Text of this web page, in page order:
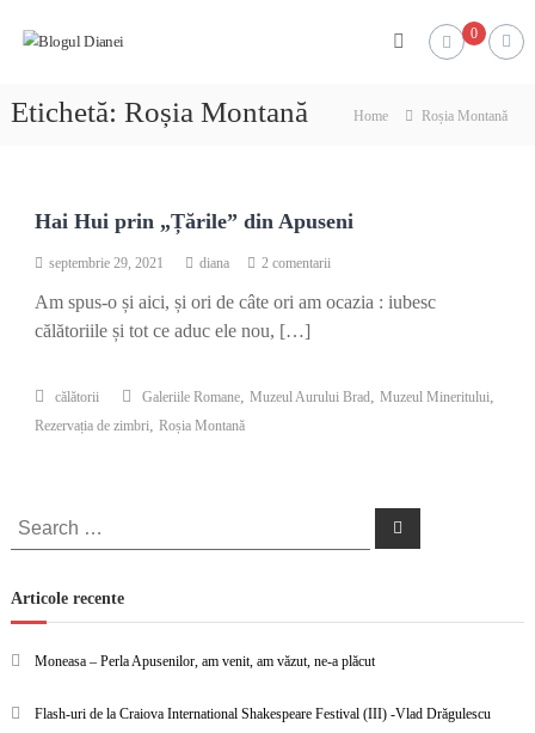
Blogul
de
opinie,
finețuri
0
Etichetă: Roșia Montană Home Roșia Montană
Hai Hui prin „Țările” din Apuseni
septembrie 29, 2021 diana 2 comentarii
Hui
Apuseni
Am spus-o și aici, și ori de câte ori am ocazia : iubesc
călătoriile și tot ce aduc ele nou, […]
călătorii Galeriile Romane, Muzeul Aurului Brad, Muzeul Mineritului,
Rezervația de zimbri, Roșia Montană
Search
for:
Search
Articole recente
Moneasa – Perla Apusenilor, am venit, am văzut, ne-a plăcut
Flash-uri de la Craiova International Shakespeare Festival (III) -Vlad Drăgulescu